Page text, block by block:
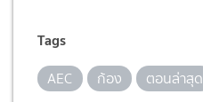
Tags
AEC ก้อง ตอนล่าสุด